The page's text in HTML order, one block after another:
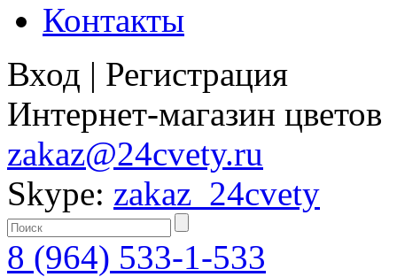
Контакты
Вход | Регистрация
Интернет-магазин цветов
zakaz@24cvety.ru
Skype: zakaz_24cvety
8 (964) 533-1-533